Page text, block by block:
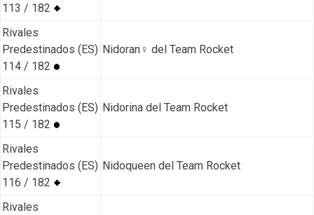
113 / 182
Rivales
Predestinados (ES)
114 / 182
Nidoran♀ del Team Rocket
Rivales
Predestinados (ES)
115 / 182
Nidorina del Team Rocket
Rivales
Predestinados (ES)
116 / 182
Nidoqueen del Team Rocket
Rivales